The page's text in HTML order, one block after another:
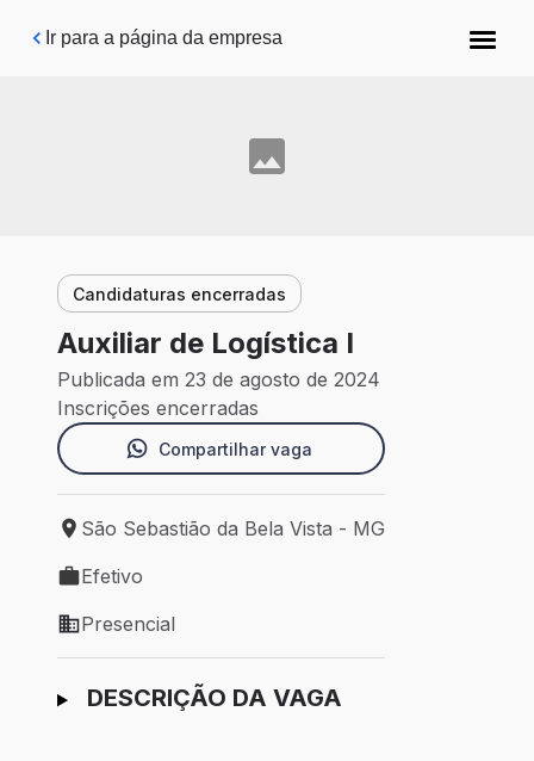
Pular para o conteúdo principal
Ir para a página da empresa
Candidaturas encerradas
Auxiliar de Logística I
Publicada em 23 de agosto de 2024
Inscrições encerradas
Compartilhar vaga
Local de trabalho: São Sebastião da Bela Vista - MG
São Sebastião da Bela Vista - MG
Tipo de vaga: Efetivo
Efetivo
Modelo de trabalho: Presencial
Presencial
Ir para candidatura
DESCRIÇÃO DA VAGA